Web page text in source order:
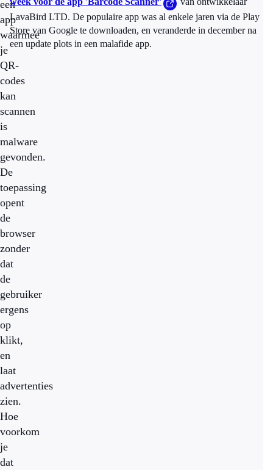
een
app
waarmee
je
QR-
codes
kan
scannen
is
malware
gevonden.
De
toepassing
opent
de
browser
zonder
dat
de
gebruiker
ergens
op
klikt,
en
laat
advertenties
zien.
Hoe
voorkom
je
dat
LavaBird LTD. De populaire app was al enkele jaren via de Play
Store van Google te downloaden, en veranderde in december na
een update plots in een malafide app.